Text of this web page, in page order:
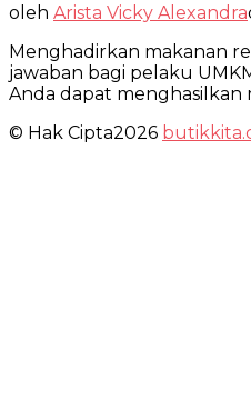
oleh Arista Vicky Alexandra
Menghadirkan makanan
jawaban bagi pelaku
Anda dapat menghasilkan
© Hak Cipta2026